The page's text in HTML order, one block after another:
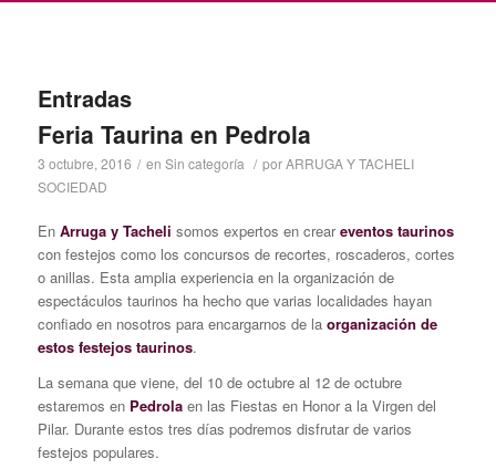
Entradas
Feria Taurina en Pedrola
3 octubre, 2016 / en Sin categoría / porARRUGA Y TACHELI
SOCIEDAD
En Arruga y Tacheli somos expertos en creareventos taurinos
con festejos como los concursos de recortes, roscaderos, cortes
o anillas. Esta amplia experiencia en la organización de
espectáculos taurinos ha hecho que varias localidades hayan
confiado en nosotros para encargarnos de la organización de
estos festejos taurinos.
La semana que viene, del 10 de octubre al 12 de octubre
estaremos en Pedrolaen las Fiestas en Honor a la Virgen del
Pilar. Durante estos tres días podremos disfrutar de varios
festejos populares.